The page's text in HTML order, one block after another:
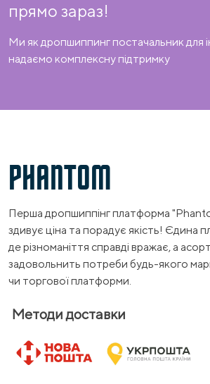
прямо зараз!
Ми як дропшиппинг постачальник для
надаємо комплексну підтримку
PHANTOM
Перша дропшиппінг платформа
здивує ціна та порадує якість! Єдина
де різноманіття справді вражає, а
задовольнить потреби будь-якого
чи торгової платформи.
Методи доставки